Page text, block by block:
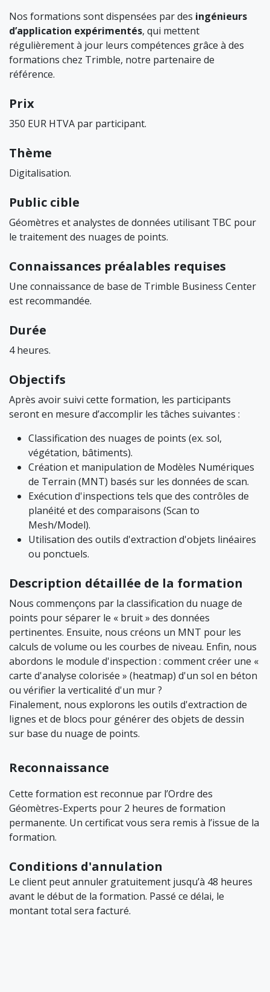
Nos formations sont dispensées par des ingénieurs
d’application expérimentés, qui mettent
régulièrement à jour leurs compétences grâce à des
formations chez Trimble, notre partenaire de
référence.
Prix
350 EUR HTVA par participant.
Thème
Digitalisation.
Public cible
Géomètres et analystes de données utilisant TBC pour
le traitement des nuages de points.
Connaissances préalables requises
Une connaissance de base de Trimble Business Center
est recommandée.
Durée
4 heures.
Objectifs
Après avoir suivi cette formation, les participants
seront en mesure d’accomplir les tâches suivantes :
Classification des nuages de points (ex. sol,
végétation, bâtiments).
Création et manipulation de Modèles Numériques
de Terrain (MNT) basés sur les données de scan.
Exécution d'inspections tels que des contrôles de
planéité et des comparaisons (Scan to
Mesh/Model).
Utilisation des outils d'extraction d'objets linéaires
ou ponctuels.
Description détaillée de la formation
Nous commençons par la classification du nuage de
points pour séparer le « bruit » des données
pertinentes. Ensuite, nous créons un MNT pour les
calculs de volume ou les courbes de niveau. Enfin, nous
abordons le module d'inspection : comment créer une «
carte d'analyse colorisée » (heatmap) d'un sol en béton
ou vérifier la verticalité d'un mur ?
Finalement, nous explorons les outils d'extraction de
lignes et de blocs pour générer des objets de dessin
sur base du nuage de points.
Reconnaissance
Cette formation est reconnue par l’Ordre des
Géomètres-Experts pour 2 heures de formation
permanente. Un certificat vous sera remis à l’issue de la
formation.
Conditions d'annulation
Le client peut annuler gratuitement jusqu’à 48 heures
avant le début de la formation. Passé ce délai, le
montant total sera facturé.